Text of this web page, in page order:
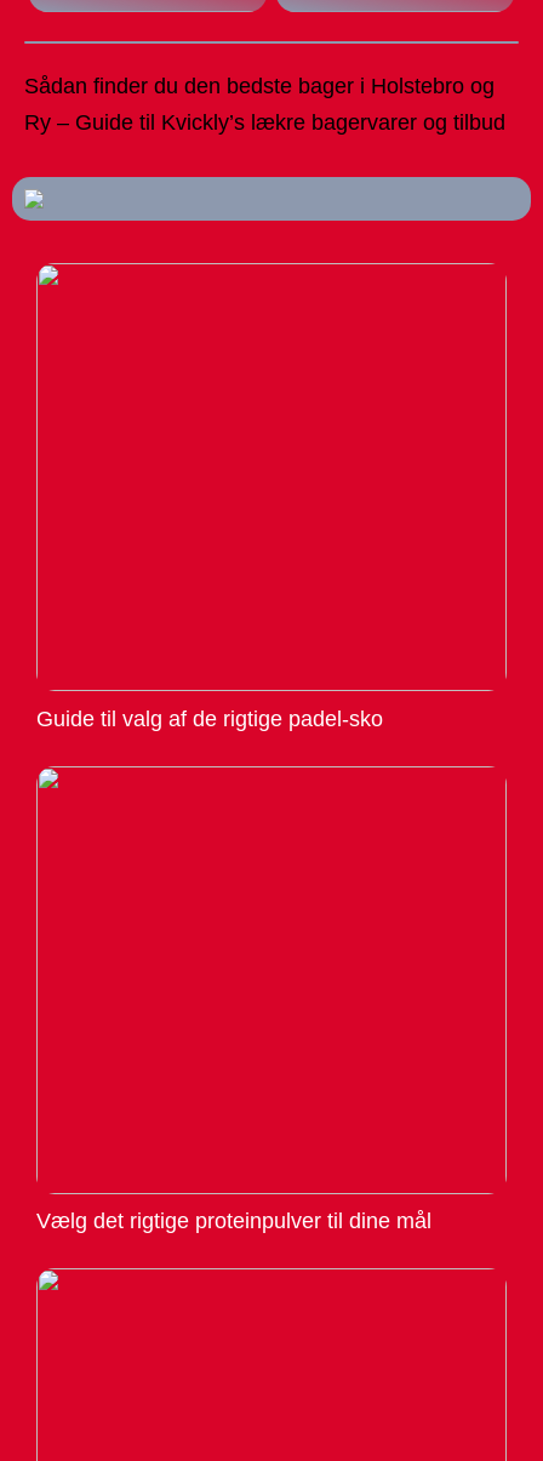
Sådan finder du den bedste bager i Holstebro og
Ry – Guide til Kvickly’s lækre bagervarer og tilbud
Guide til valg af de rigtige padel-sko
Vælg det rigtige proteinpulver til dine mål